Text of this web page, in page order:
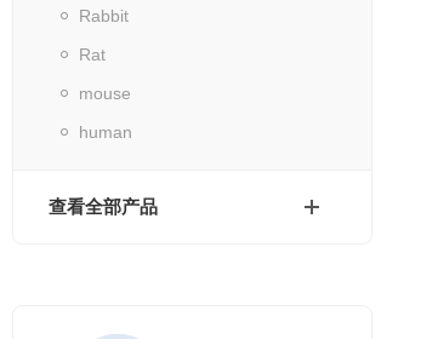
Rabbit
Rat
mouse
human
查看全部产品